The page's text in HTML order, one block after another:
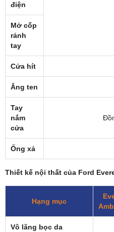
điện
Mở cốp
rảnh
tay
Cửa hít
Ăng ten
Tay
nắm
cửa
Ống xả
Thiết kế nội thất của Ford
Hạng mục
Vô lăng bọc da